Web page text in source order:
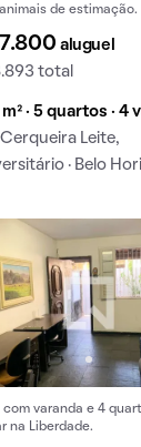
de estimação.
7.800 aluguel
total
· 5 quartos · 4
Cerqueira Leite,
· Belo
com varanda e 4
na Liberdade.